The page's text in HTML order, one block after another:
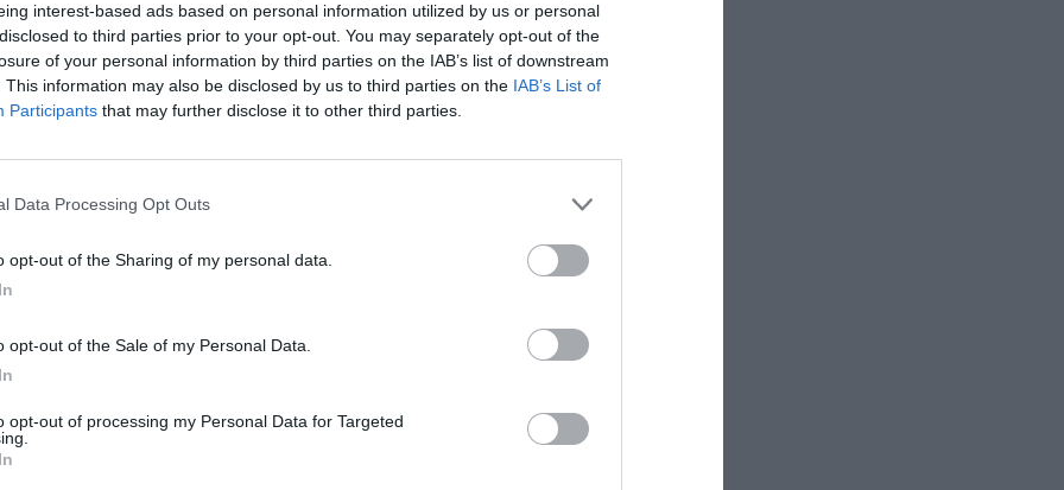
interest-based ads based on personal information utilized by us or personal
to third parties prior to your opt-out. You may separately opt-out of the
of your personal information by third parties on the IAB’s list of downstream
This information may also be disclosed by us to third parties on the IAB’s List of
Participants that may further disclose it to other third parties.
Data Processing Opt Outs
opt-out of the Sharing of my personal data.
opt-out of the Sale of my Personal Data.
opt-out of processing my Personal Data for Targeted
Galeone, a caccia di un piazzamento in zona
Muntari ed agli infortunati Di Natale e
che, però, sarà regolarmente in campo.
esagerare. Davanti a De Sanctis, difesa a
Natali e Zapata a costituire la coppia di centrali.
Pinzi ed Eremenko, fratello minore dell'ex
di Iaquinta, reduce da un leggero fastidio di
obiettivi mercato del Messina nel tribolato mercato
18 anni.
su Rosso Alice. E poi ci sono i videofonini.
cosa. Pensateci. Vivere 90 minuti, tornare a
per cancellare dalla mente e dal cuore veleni ed
delusioni e disillusioni e riappropriarci del gioco